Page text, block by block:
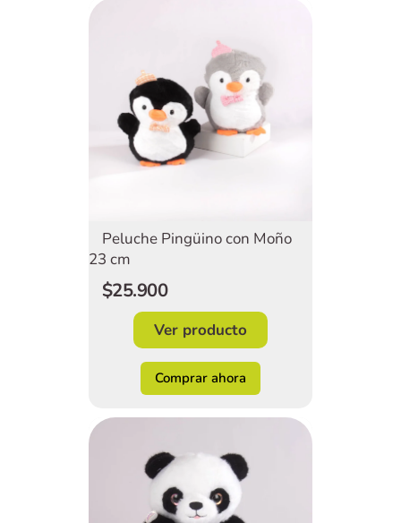
Peluche Pingüino con Moño
23 cm
$25.900
Ver producto
Comprar ahora